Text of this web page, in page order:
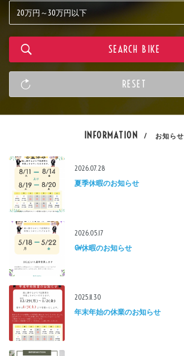
INFORMATION / お知らせ
2026.07.28
夏季休暇のお知らせ
2026.05.17
GW休暇のお知らせ
2025.11.30
年末年始の休業のお知らせ